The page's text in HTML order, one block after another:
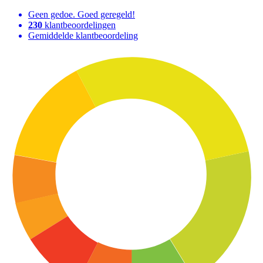
Geen gedoe. Goed geregeld!
230 klantbeoordelingen
Gemiddelde klantbeoordeling